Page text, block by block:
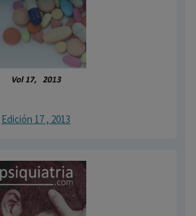
Edición 17 , 2013